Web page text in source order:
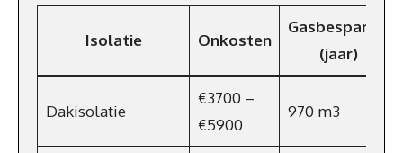
Isolatie Onkosten
Gasbesparing
(jaar)
Dakisolatie
€3700 –
€5900
970 m3